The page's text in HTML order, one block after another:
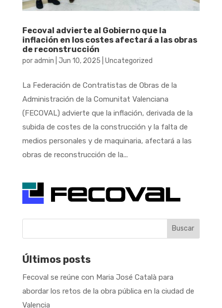
Fecoval advierte al Gobierno que la
inflación en los costes afectará a las obras
de reconstrucción
poradmin Jun 10, 2025 Uncategorized
La Federación de Contratistas de Obras de la
Administración de la Comunitat Valenciana
(FECOVAL) advierte que la inflación, derivada de la
subida de costes de la construcción y la falta de
medios personales y de maquinaria, afectará a las
obras de reconstrucción de la...
Buscar
Últimos posts
Fecoval se reúne con Maria José Català para
abordar los retos de la obra pública en la ciudad de
Valencia